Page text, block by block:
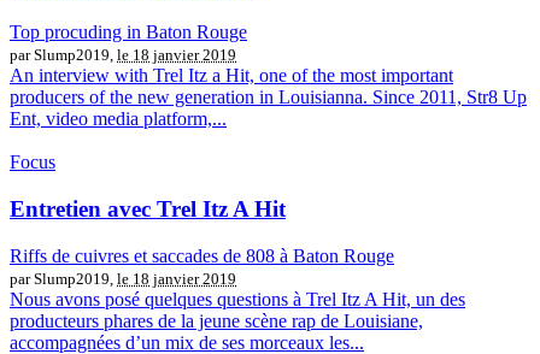
Top procuding in Baton Rouge
par Slump2019, le 18 janvier 2019
An interview with Trel Itz a Hit, one of the most important
producers of the new generation in Louisianna. Since 2011, Str8 Up
Ent, video media platform,...
Focus
Entretien avec Trel Itz A Hit
Riffs de cuivres et saccades de 808 à Baton Rouge
par Slump2019, le 18 janvier 2019
Nous avons posé quelques questions à Trel Itz A Hit, un des
producteurs phares de la jeune scène rap de Louisiane,
accompagnées d’un mix de ses morceaux les...